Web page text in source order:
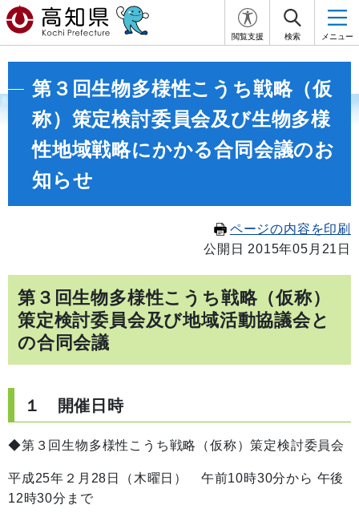
閲覧支援 検索 メニュー
第３回生物多様性こうち戦略（仮
称）策定検討委員会及び生物多様
性地域戦略にかかる合同会議のお
知らせ
ページの内容を印刷
公開日 2015年05月21日
第３回生物多様性こうち戦略（仮称）
策定検討委員会及び地域活動協議会と
の合同会議
１ 開催日時
◆第３回生物多様性こうち戦略（仮称）策定検討委員会
平成25年２月28日（木曜日） 午前10時30分から 午後
12時30分まで